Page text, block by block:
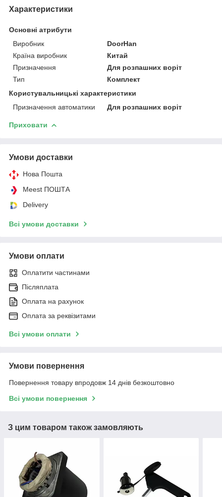
Характеристики
Основні атрибути
Виробник
DoorHan
Країна виробник
Китай
Призначення
Для розпашних воріт
Тип
Комплект
Користувальницькі характеристики
Призначення автоматики
Для розпашних воріт
Приховати
Умови доставки
Нова Пошта
Meest ПОШТА
Delivery
Всі умови доставки
Умови оплати
Оплатити частинами
Післяплата
Оплата на рахунок
Оплата за реквізитами
Всі умови оплати
Умови повернення
Повернення товару впродовж 14 днів безкоштовно
Всі умови повернення
З цим товаром також замовляють